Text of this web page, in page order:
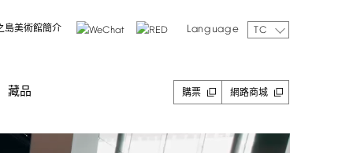
島美術館簡介 Language TC
藏品 購票 網路商城